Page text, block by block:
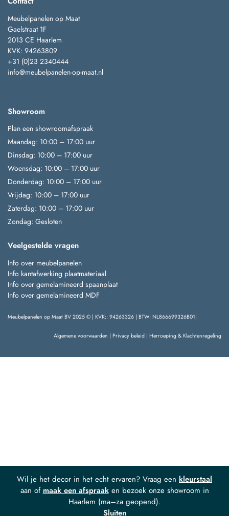
Wil je het decor in het echt ervaren? Vraag een kleurstaal
aan of maak een afspraaken bezoek onze showroom in
Haarlem (ma–za geopend).
Sluiten
Meubelpanelen op Maat
Gaelstraat 1F
2013 CE Haarlem
KVK: 94263809
+31 (0)23 2340444
info@meubelpanelen-op-maat.nl
Showroom
Plan een showroomafspraak
Maandag: 10:00 – 17:00 uur
Dinsdag: 10:00 – 17:00 uur
Woensdag: 10:00 – 17:00 uur
Donderdag: 10:00 – 17:00 uur
Vrijdag: 10:00 – 17:00 uur
Zaterdag: 10:00 – 17:00 uur
Zondag: Gesloten
Veelgestelde vragen
Info over meubelpanelen
Info kantafwerking plaatmateriaal
Info over gemelamineerd spaanplaat
Info over gemelamineerd MDF
Meubelpanelen op Maat BV 2025 © | KVK:: 94263326 | BTW: NL866699326B01|
Algemene voorwaarden | Privacy beleid | Herroeping & Klachtenregeling